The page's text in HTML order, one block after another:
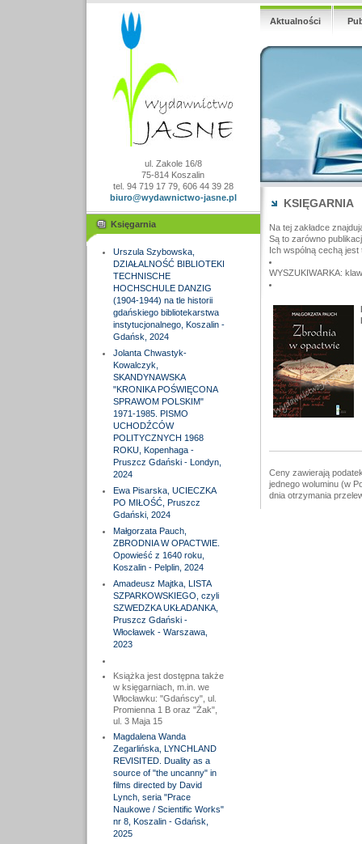
ul. Zakole 16/8
75-814 Koszalin
tel. 94 719 17 79, 606 44 39 28
biuro@wydawnictwo-jasne.pl
Księgarnia
Urszula Szybowska,
DZIAŁALNOŚĆ BIBLIOTEKI
TECHNISCHE
HOCHSCHULE DANZIG
(1904-1944) na tle historii
gdańskiego bibliotekarstwa
instytucjonalnego, Koszalin -
Gdańsk, 2024
Jolanta Chwastyk-
Kowalczyk,
SKANDYNAWSKA
"KRONIKA POŚWIĘCONA
SPRAWOM POLSKIM"
1971-1985. PISMO
UCHODŹCÓW
POLITYCZNYCH 1968
ROKU, Kopenhaga -
Pruszcz Gdański - Londyn,
2024
Ewa Pisarska, UCIECZKA
PO MIŁOŚĆ, Pruszcz
Gdański, 2024
Małgorzata Pauch,
ZBRODNIA W OPACTWIE.
Opowieść z 1640 roku,
Koszalin - Pelplin, 2024
Amadeusz Majtka, LISTA
SZPARKOWSKIEGO, czyli
SZWEDZKA UKŁADANKA,
Pruszcz Gdański -
Włocławek - Warszawa,
2023
Książka jest dostępna także
w księgarniach, m.in. we
Włocławku: "Gdańscy", ul.
Promienna 1 B oraz "Żak",
ul. 3 Maja 15
Magdalena Wanda
Zegarlińska, LYNCHLAND
REVISITED. Duality as a
source of "the uncanny" in
films directed by David
Lynch, seria "Prace
Naukowe / Scientific Works"
nr 8, Koszalin - Gdańsk,
2025
Aktualności
KSIĘGARNIA
Na tej zakładce
Są to zarówno
Ich wspólną cechą
WYSZUKIWARKA:
Ceny zawierają
jednego woluminu (w
dnia otrzymania